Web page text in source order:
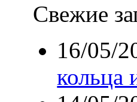
Свежие
16/05/
кольца